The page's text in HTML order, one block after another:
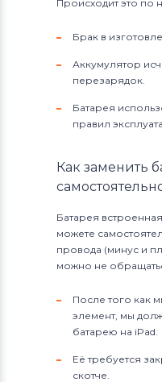
Происходит это по
Брак в
Аккумулятор
перезарядок.
Батарея
правил
Как заменить
Батарея
можете
провода (минус и
можно не
После того как
элемент, мы
батарею на iPad.
Её требуется
скотче.